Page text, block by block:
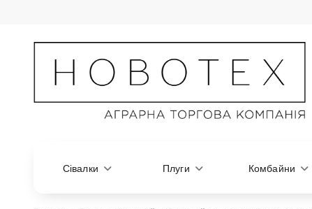
Сівалки Плуги Комбайни